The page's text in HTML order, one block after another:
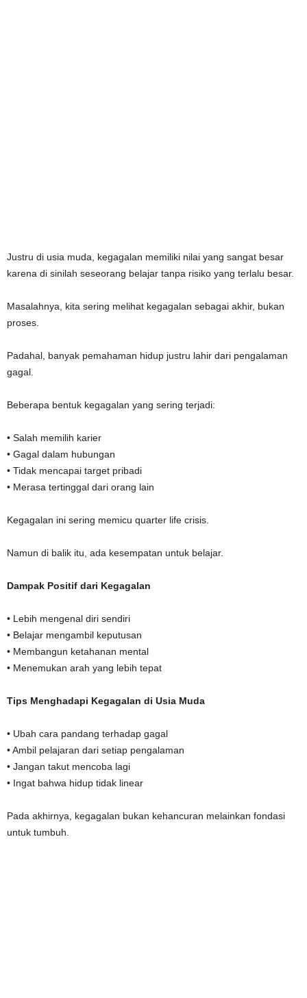
Justru di usia muda, kegagalan memiliki nilai yang sangat besar
karena di sinilah seseorang belajar tanpa risiko yang terlalu besar.
Masalahnya, kita sering melihat kegagalan sebagai akhir, bukan
proses.
Padahal, banyak pemahaman hidup justru lahir dari pengalaman
gagal.
Beberapa bentuk kegagalan yang sering terjadi:
• Salah memilih karier
• Gagal dalam hubungan
• Tidak mencapai target pribadi
• Merasa tertinggal dari orang lain
Kegagalan ini sering memicu quarter life crisis.
Namun di balik itu, ada kesempatan untuk belajar.
Dampak Positif dari Kegagalan
• Lebih mengenal diri sendiri
• Belajar mengambil keputusan
• Membangun ketahanan mental
• Menemukan arah yang lebih tepat
Tips Menghadapi Kegagalan di Usia Muda
• Ubah cara pandang terhadap gagal
• Ambil pelajaran dari setiap pengalaman
• Jangan takut mencoba lagi
• Ingat bahwa hidup tidak linear
Pada akhirnya, kegagalan bukan kehancuran melainkan fondasi
untuk tumbuh.